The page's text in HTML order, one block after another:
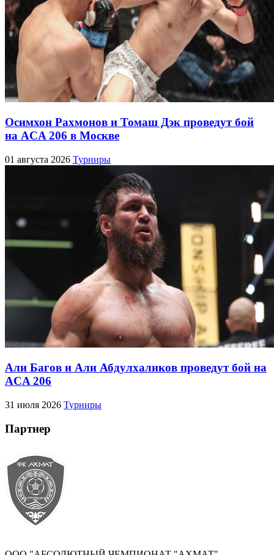
Осимхон Рахмонов и Томаш Дэк проведут бой
на ACA 206 в Москве
01 августа 2026 Турниры
Али Багов и Али Абдулхаликов проведут бой на
ACA 206
31 июля 2026 Турниры
Партнер